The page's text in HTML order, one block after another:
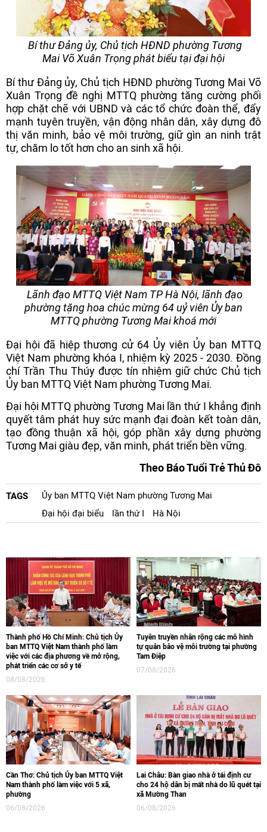
Bí thư Đảng ủy, Chủ tịch HĐND phường Tương
Mai Võ Xuân Trọng phát biểu tại đại hội
Bí thư Đảng ủy, Chủ tịch HĐND phường Tương Mai Võ
Xuân Trọng đề nghị MTTQ phường tăng cường phối
hợp chặt chẽ với UBND và các tổ chức đoàn thể, đẩy
mạnh tuyên truyền, vận động nhân dân, xây dựng đô
thị văn minh, bảo vệ môi trường, giữ gìn an ninh trật
tự, chăm lo tốt hơn cho an sinh xã hội.
Lãnh đạo MTTQ Việt Nam TP Hà Nội, lãnh đạo
phường tặng hoa chúc mừng 64 uỷ viên Ủy ban
MTTQ phường Tương Mai khoá mới
Đại hội đã hiệp thương cử 64 Ủy viên Ủy ban MTTQ
Việt Nam phường khóa I, nhiệm kỳ 2025 - 2030. Đồng
chí Trần Thu Thúy được tín nhiệm giữ chức Chủ tịch
Ủy ban MTTQ Việt Nam phường Tương Mai.
Đại hội MTTQ phường Tương Mai lần thứ I khẳng định
quyết tâm phát huy sức mạnh đại đoàn kết toàn dân,
tạo đồng thuận xã hội, góp phần xây dựng phường
Tương Mai giàu đẹp, văn minh, phát triển bền vững.
Theo Báo Tuổi Trẻ Thủ Đô
TAGS
Ủy ban MTTQ Việt Nam phường Tương Mai
Đại hội đại biểu
lần thứ I Hà Nội
Thành phố Hồ Chí Minh: Chủ tịch Ủy
ban MTTQ Việt Nam thành phố làm
việc với các địa phương về mở rộng,
phát triển các cơ sở y tế
08/08/2026
Tuyên truyền nhân rộng các mô hình
tự quản bảo vệ môi trường tại phường
Tam Điệp
07/08/2026
Cần Thơ: Chủ tịch Ủy ban MTTQ Việt
Nam thành phố làm việc với 5 xã,
phường
06/08/2026
Lai Châu: Bàn giao nhà ở tái định cư
cho 24 hộ dân bị mất nhà do lũ quét tại
xã Mường Than
06/08/2026